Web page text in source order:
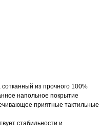
, сотканный из прочного 100%
напольное покрытие
приятные тактильные
стабильности и